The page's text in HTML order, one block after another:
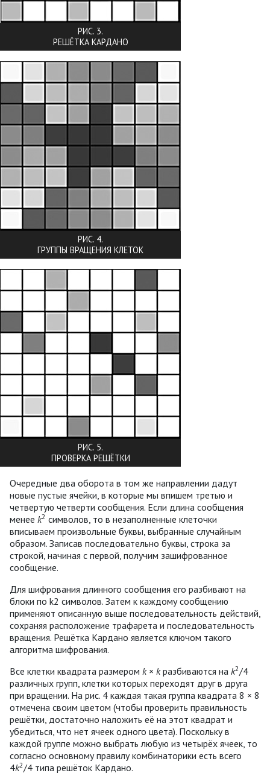
РИС. 3.
РЕШЁТКА КАРДАНО
РИС. 4.
ГРУППЫ ВРАЩЕНИЯ КЛЕТОК
РИС. 5.
ПРОВЕРКА РЕШЁТКИ
Очередные два оборота в том же направлении дадут
новые пустые ячейки, в которые мы впишем третью и
четвертую четверти сообщения. Если длина сообщения
менее k2 символов, то в незаполненные клеточки
вписываем произвольные буквы, выбранные случайным
образом. Записав последовательно буквы, строка за
строкой, начиная с первой, получим зашифрованное
сообщение.
Для шифрования длинного сообщения его разбивают на
блоки по k2 символов. Затем к каждому сообщению
применяют описанную выше последовательность действий,
сохраняя расположение трафарета и последовательность
вращения. Решётка Кардано является ключом такого
алгоритма шифрования.
Все клетки квадрата размером k× kразбиваются на k2/4
различных групп, клетки которых переходят друг в друга
при вращении. На рис. 4 каждая такая группа квадрата 8 × 8
отмечена своим цветом (чтобы проверить правильность
решётки, достаточно наложить её на этот квадрат и
убедиться, что нет ячеек одного цвета). Поскольку в
каждой группе можно выбрать любую из четырёх ячеек, то
согласно основному правилу комбинаторики есть всего
4k2/4 типа решёток Кардано.